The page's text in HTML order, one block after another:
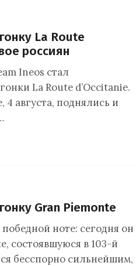
La Route
россиян
Ineos стал
La Route d’Occitanie.
4 августа, поднялись и
Gran Piemonte
ноте: сегодня он
состоявшуюся в 103-й
бесспорно сильнейшим,